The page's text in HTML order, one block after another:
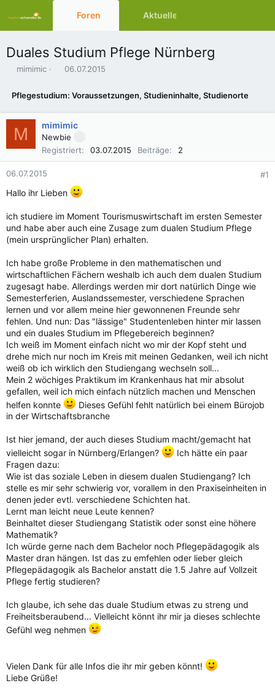
Foren Aktuelles
Duales Studium Pflege Nürnberg
E
s
t
e
l
mimimic
E
t
e
l
l
t
06.07.2015
Pflegestudium: Voraussetzungen, Studieninhalte, Studienorte
M mimimic
Newbie
Registriert
03.07.2015 Beiträge 2
06.07.2015 #1
Hallo ihr Lieben
ich studiere im Moment Tourismuswirtschaft im ersten Semester
und habe aber auch eine Zusage zum dualen Studium Pflege
(mein ursprünglicher Plan) erhalten.
Ich habe große Probleme in den mathematischen und
wirtschaftlichen Fächern weshalb ich auch dem dualen Studium
zugesagt habe. Allerdings werden mir dort natürlich Dinge wie
Semesterferien, Auslandssemester, verschiedene Sprachen
lernen und vor allem meine hier gewonnenen Freunde sehr
fehlen. Und nun: Das "lässige" Studentenleben hinter mir lassen
und ein duales Studium im Pflegebereich beginnen?
Ich weiß im Moment einfach nicht wo mir der Kopf steht und
drehe mich nur noch im Kreis mit meinen Gedanken, weil ich nicht
weiß ob ich wirklich den Studiengang wechseln soll...
Mein 2 wöchiges Praktikum im Krankenhaus hat mir absolut
gefallen, weil ich mich einfach nützlich machen und Menschen
helfen konnte
Dieses Gefühl fehlt natürlich bei einem Bürojob
in der Wirtschaftsbranche
Ist hier jemand, der auch dieses Studium macht/gemacht hat
vielleicht sogar in Nürnberg/Erlangen?
Ich hätte ein paar
Fragen dazu:
Wie ist das soziale Leben in diesem dualen Studiengang? Ich
stelle es mir sehr schwierig vor, vorallem in den Praxiseinheiten in
denen jeder evtl. verschiedene Schichten hat.
Lernt man leicht neue Leute kennen?
Beinhaltet dieser Studiengang Statistik oder sonst eine höhere
Mathematik?
Ich würde gerne nach dem Bachelor noch Pflegepädagogik als
Master dran hängen. Ist das zu emfehlen oder lieber gleich
Pflegepädagogik als Bachelor anstatt die 1.5 Jahre auf Vollzeit
Pflege fertig studieren?
Ich glaube, ich sehe das duale Studium etwas zu streng und
Freiheitsberaubend... Vielleicht könnt ihr mir ja dieses schlechte
Gefühl weg nehmen
Vielen Dank für alle Infos die ihr mir geben könnt!
Liebe Grüße!